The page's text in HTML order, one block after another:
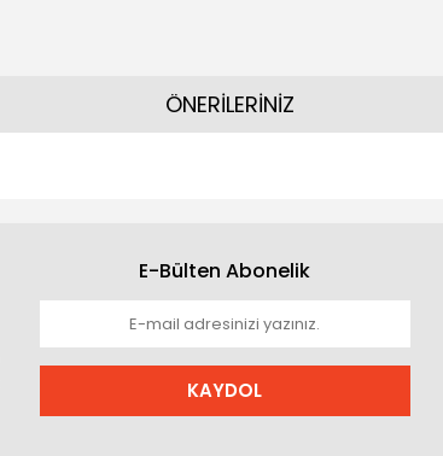
ÖNERİLERİNİZ
E-Bülten Abonelik
KAYDOL